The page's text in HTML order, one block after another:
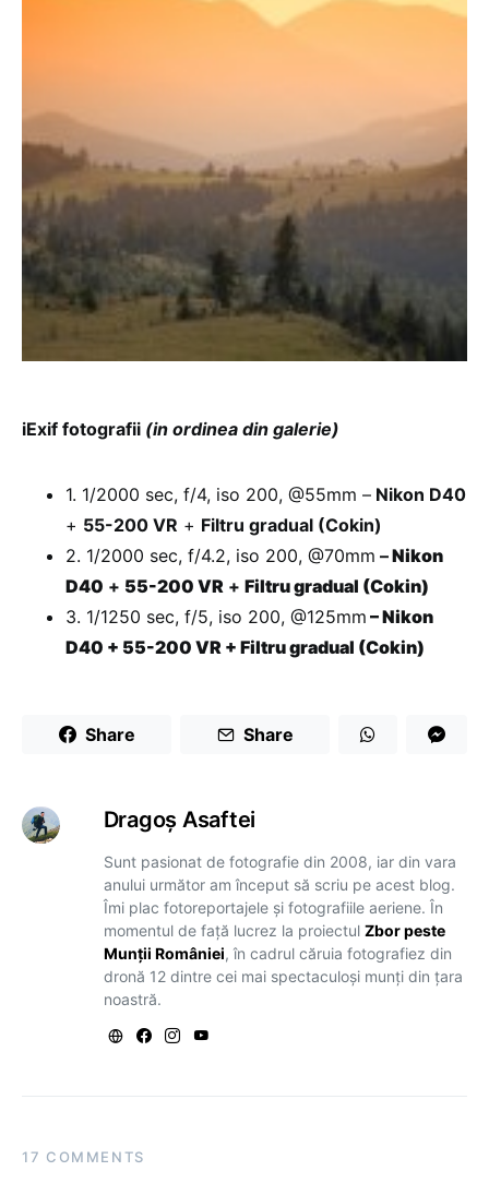
iExif fotografii (in ordinea din galerie)
1. 1/2000 sec, f/4, iso 200, @55mm – Nikon D40
+ 55-200 VR + Filtru gradual (Cokin)
2. 1/2000 sec, f/4.2, iso 200, @70mm –Nikon
D40 + 55-200 VR + Filtru gradual (Cokin)
3. 1/1250 sec, f/5, iso 200, @125mm –Nikon
D40 + 55-200 VR + Filtru gradual (Cokin)
Share Share
Dragoş Asaftei
Sunt pasionat de fotografie din 2008, iar din vara
anului următor am început să scriu pe acest blog.
Îmi plac fotoreportajele și fotografiile aeriene. În
momentul de față lucrez la proiectul Zbor peste
Munții României, în cadrul căruia fotografiez din
dronă 12 dintre cei mai spectaculoși munți din țara
noastră.
17 COMMENTS